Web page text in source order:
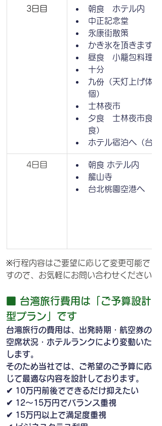
3日目
朝食　ホテル内
中正記念堂
永康街散策
かき氷を頂きます
昼食　小籠包料理
十分
九份（天灯上げ体験
個）
士林夜市
夕食　士林夜市食べ
食）
ホテル宿泊へ（台北
4日目
朝食 ホテル内
龍山寺
台北桃園空港へ
※行程内容はご要望に応じて変更可能で
すので、お気軽にお問い合わせください
■ 台湾旅行費用は「ご予算設計
型プラン」です
台湾旅行の費用は、出発時期・航空券の
空席状況・ホテルランクにより変動いた
します。
そのため当社では、ご希望のご予算に応
じて最適な内容を設計しております。
✔ 10万円前後でできるだけ抑えたい
✔ 12〜15万円でバランス重視
✔ 15万円以上で満足度重視